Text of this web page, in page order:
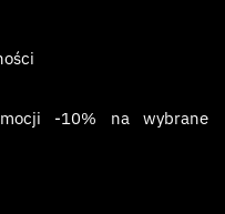
-10% na wybrane